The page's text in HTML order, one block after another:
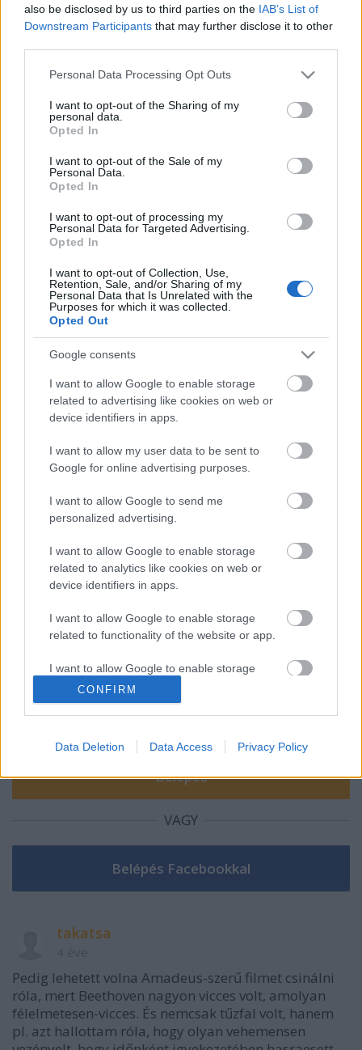
also be disclosed by us to third parties on the IAB’s List of
Downstream Participants that may further disclose it to other
Please note that this website/app uses one or more Google
not limited to your visit or usage behaviour. You may click to
grant or deny consent to Google and its third-party tags to
use your data for below specified purposes in below Google
consent section.
Personal Data Processing Opt Outs
I want to opt-out of the Sharing of my
personal data.
Opted In
I want to opt-out of the Sale of my
Personal Data.
Opted In
I want to opt-out of processing my
Personal Data for Targeted Advertising.
Opted In
I want to opt-out of Collection, Use,
Retention, Sale, and/or Sharing of my
Personal Data that Is Unrelated with the
Purposes for which it was collected.
Opted Out
Google consents
I want to allow Google to enable storage
related to advertising like cookies on web or
device identifiers in apps.
I want to allow my user data to be sent to
Google for online advertising purposes.
I want to allow Google to send me
personalized advertising.
I want to allow Google to enable storage
related to analytics like cookies on web or
device identifiers in apps.
I want to allow Google to enable storage
related to functionality of the website or app.
I want to allow Google to enable storage
related to personalization.
I want to allow Google to enable storage
functionality and fraud prevention, and other
CONFIRM
Data Deletion Data Access Privacy Policy
Talán rendszeresen tette, mert a víz átnedvesítette a
padlót, megjelent az alatta lévő lakás mennyezetén.
Ha jól értem, a Pasqualati-házból akkor kellett
kiköltöznie.
Csak azt akarom ezzel mondani, sokan szenvedtek
azért, hogy legyen Ötödik szimfónia.
Címkék:Ludwig van Beethoven
Ajánlott bejegyzések:
Esterházy védelmében
A fura Elise
Szólj hozzá!
VAGY
takatsa
Pedig lehetett volna Amadeus-szerű filmet csinálni
róla, mert Beethoven nagyon vicces volt, amolyan
félelmetesen-vicces. És nemcsak tűzfal volt, hanem
pl. azt hallottam róla, hogy olyan vehemensen